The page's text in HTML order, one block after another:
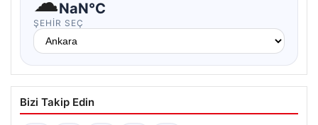
NaN°C
ŞEHIR SEÇ
Bizi Takip Edin